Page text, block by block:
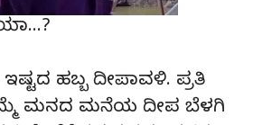
ಇಷ್ಟದ ಹಬ್ಬ ದೀಪಾವಳಿ. ಪ್ರತಿ
ಮನದ ಮನೆಯ ದೀಪ ಬೆಳಗಿ